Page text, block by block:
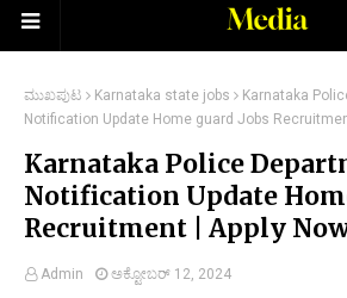
ಮುಖಪುಟ Karnataka state jobs
Karnataka
Notification Update Home guard Jobs
Karnataka Police
Notification Update
Recruitment | Apply
Admin ಅಕ್ಟೋಬರ್ 12, 2024